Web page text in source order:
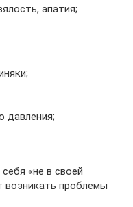
апатия;
давления;
«не в своей
возникать проблемы